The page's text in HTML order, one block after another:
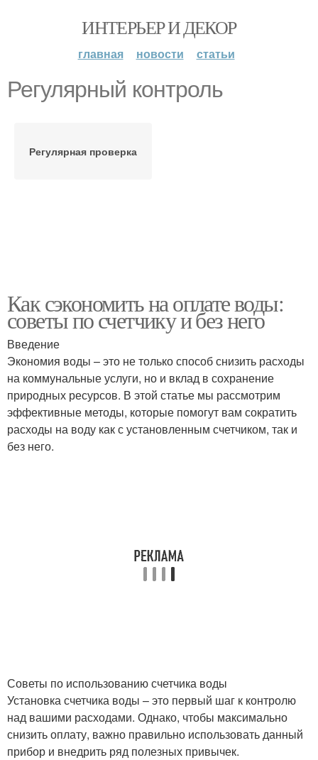
ИНТЕРЬЕР И ДЕКОР
главная новости статьи
Регулярный контроль
Регулярная проверка
Как сэкономить на оплате воды:
советы по счетчику и без него
Введение
Экономия воды – это не только способ снизить расходы
на коммунальные услуги, но и вклад в сохранение
природных ресурсов. В этой статье мы рассмотрим
эффективные методы, которые помогут вам сократить
расходы на воду как с установленным счетчиком, так и
без него.
Советы по использованию счетчика воды
Установка счетчика воды – это первый шаг к контролю
над вашими расходами. Однако, чтобы максимально
снизить оплату, важно правильно использовать данный
прибор и внедрить ряд полезных привычек.